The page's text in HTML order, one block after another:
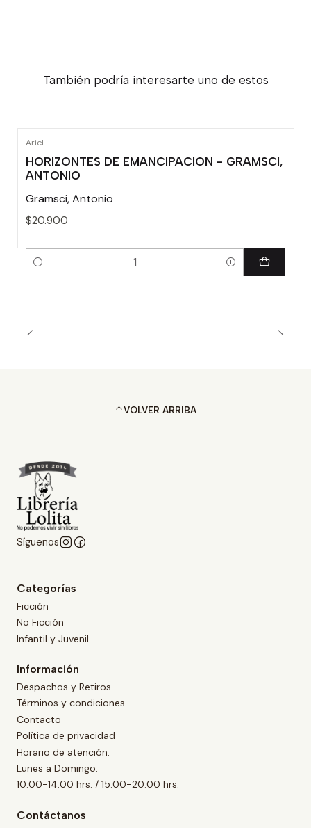
También podría interesarte uno de estos
Ariel
HORIZONTES DE EMANCIPACION - GRAMSCI,
ANTONIO
Gramsci, Antonio
$20.900
Cantidad
VOLVER ARRIBA
Síguenos
Categorías
Ficción
No Ficción
Infantil y Juvenil
Información
Despachos y Retiros
Términos y condiciones
Contacto
Política de privacidad
Horario de atención:
Lunes a Domingo:
10:00-14:00 hrs. / 15:00-20:00 hrs.
Contáctanos